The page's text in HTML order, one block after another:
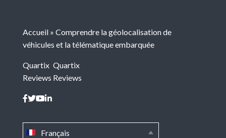
Français
Accueil » Comprendre la géolocalisation de
véhicules et la télématique embarquée
Quartix
Reviews
Quartix
Reviews